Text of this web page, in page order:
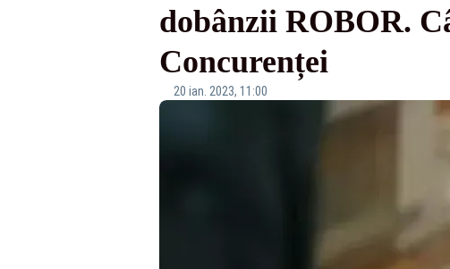
dobânzii ROBOR.
Concurenței
20 ian. 2023, 11:00